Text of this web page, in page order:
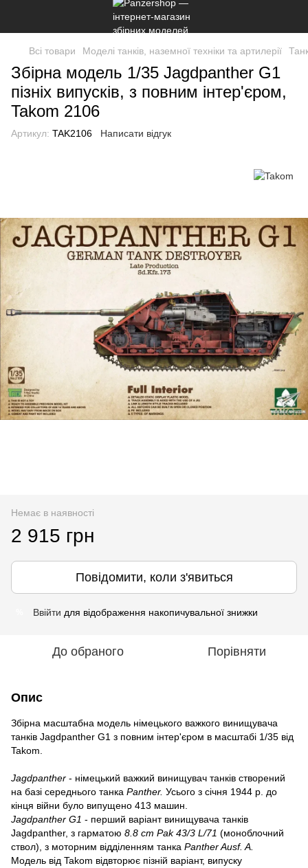
Всі товари Моделі танків, наземної техніки та артилерії
Збірна модель 1/35 Jagdpanther G1
пізніх випусків, з повним інтер'єром,
Takom 2106
Артикул: TAK2106 Написати відгук
Немає в наявності
2 915 грн
Повідомити, коли з'явиться
Ввійти для відображення накопичувальної знижки
До обраного Порівняти
Опис
Збірна масштабна модель німецького важкого винищувача
танків Jagdpanther G1 з повним інтер'єром в масштабі 1/35 від
Takom.
Jagdpanther - німецький важкий винищувач танків створений
на базі середнього танка Panther. Усього з січня 1944 р. до
кінця війни було випущено 413 машин.
Jagdpanther G1 - перший варіант винищувача танків
Jagdpanther, з гарматою 8.8 cm Pak 43/3 L/71 (моноблочний
ствол), з моторним відділенням танка Panther Ausf. A.
Модель від Takom відвторює пізній варіант, випуску